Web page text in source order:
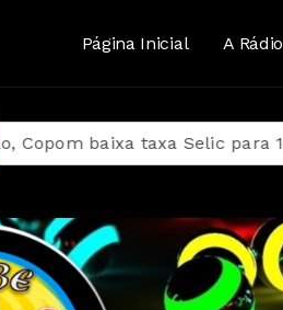
Página Inicial A Rádio
taxa Selic para 14% ao ano